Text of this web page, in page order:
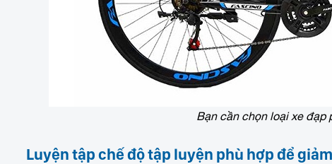
Bạn cần chọn loại xe đạp
Luyện tập chế độ tập luyện phù hợp để